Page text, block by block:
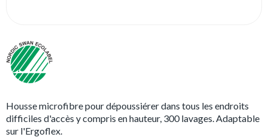
Housse microfibre pour dépoussiérer dans tous les endroits
difficiles d'accès y compris en hauteur, 300 lavages. Adaptable
sur l'Ergoflex.